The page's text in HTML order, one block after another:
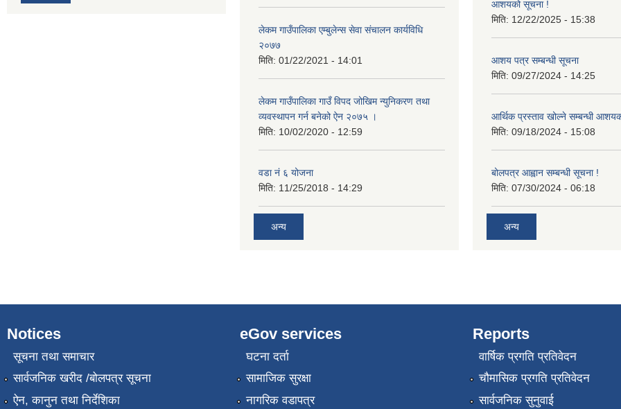
लेकम गाउँपालिका एम्बुलेन्स सेवा संचालन कार्यविधि
२०७७
मिति: 01/22/2021 - 14:01
लेकम गाउँपालिका गाउँ विपद जोखिम न्युनिकरण तथा
व्यवस्थापन गर्न बनेको ऐन २०७५ ।
मिति: 10/02/2020 - 12:59
वडा नं ६ योजना
मिति: 11/25/2018 - 14:29
अन्य
आशयको सूचना !
मिति: 12/22/2025 - 15:38
आशय पत्र सम्बन्धी सूचना
मिति: 09/27/2024 - 14:25
आर्थिक प्रस्ताव खोल्ने सम्बन्धी
मिति: 09/18/2024 - 15:08
बोलपत्र आह्वान सम्बन्धी सूचना !
मिति: 07/30/2024 - 06:18
अन्य
Notices
सूचना तथा समाचार
सार्वजनिक खरीद /बोलपत्र सूचना
ऐन, कानुन तथा निर्देशिका
eGov services
घटना दर्ता
सामाजिक सुरक्षा
नागरिक वडापत्र
Reports
वार्षिक प्रगति प्रतिवेदन
चौमासिक प्रगति प्रतिवेदन
सार्वजनिक सुनुवाई